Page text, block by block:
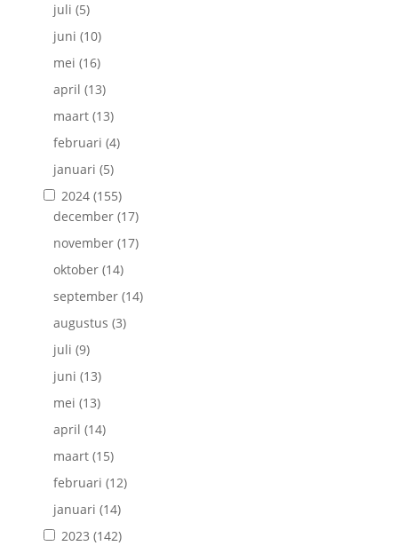
juli (5)
juni (10)
mei (16)
april (13)
maart(13)
februari (4)
januari (5)
2024(155)
december(17)
november(17)
oktober(14)
september(14)
augustus (3)
juli (9)
juni (13)
mei (13)
april (14)
maart(15)
februari (12)
januari (14)
2023 (142)